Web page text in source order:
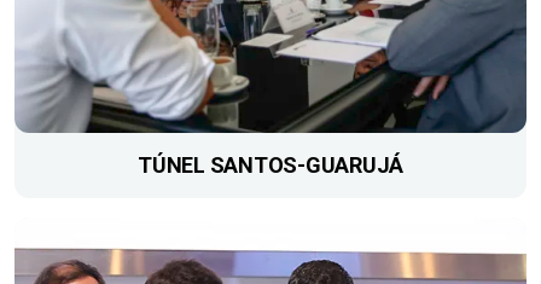
TÚNEL SANTOS-GUARUJÁ